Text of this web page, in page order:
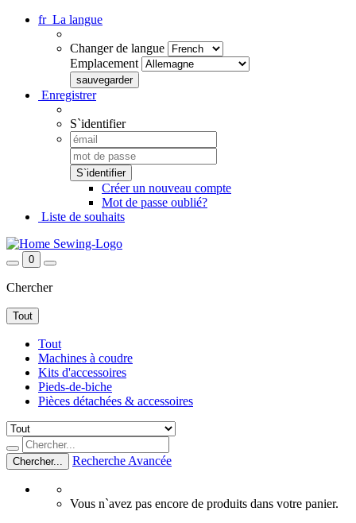
fr La langue
Changer de langue
Emplacement
Enregistrer
S`identifier
Créer un nouveau compte
Mot de passe oublié?
Liste de souhaits
0
Chercher
Tout
Tout
Machines à coudre
Kits d'accessoires
Pieds-de-biche
Pièces détachées & accessoires
Chercher... Recherche Avancée
Vous n`avez pas encore de produits dans votre panier.